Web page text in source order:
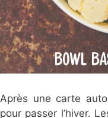
Après une carte
pour passer l’hiver.